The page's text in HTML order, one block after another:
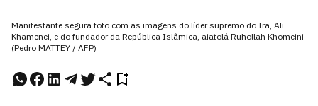
Manifestante segura foto com as imagens do líder supremo do Irã, Ali
Khamenei, e do fundador da República Islâmica, aiatolá Ruhollah Khomeini
(Pedro MATTEY / AFP)